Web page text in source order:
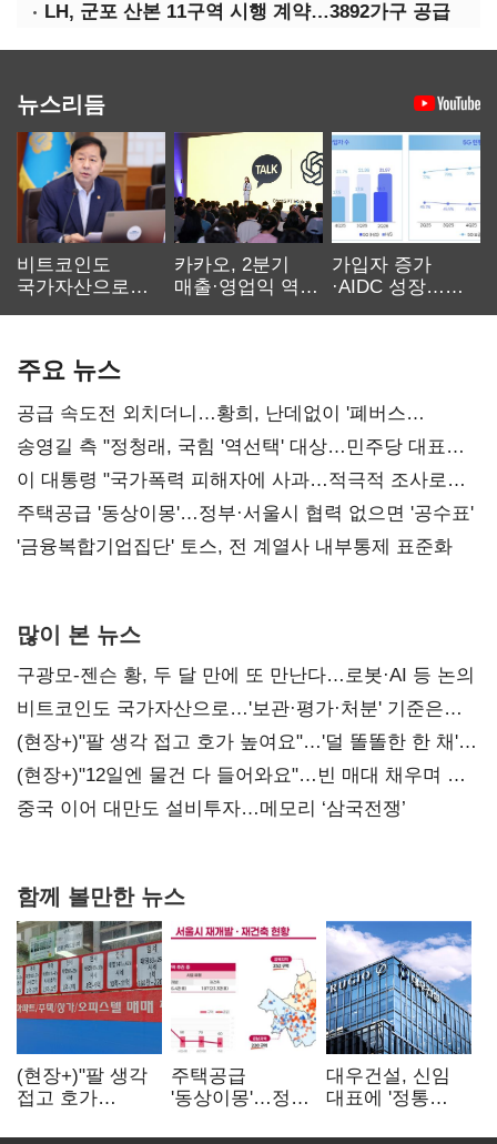
LH, 군포 산본 11구역 시행 계약…3892가구 공급
뉴스리듬
비트코인도
국가자산으로…'
카카오, 2분기
매출·영업익 역대
가입자 증가
·AIDC 성장…
주요 뉴스
공급 속도전 외치더니…황희, 난데없이 '폐버스
리모델링' 제안
송영길 측 "정청래, 국힘 '역선택' 대상…민주당 대표로
총선 지휘 못해"
이 대통령 "국가폭력 피해자에 사과…적극적 조사로
진실 밝혀야"
주택공급 '동상이몽'…정부·서울시 협력 없으면 '공수표'
'금융복합기업집단' 토스, 전 계열사 내부통제 표준화
많이 본 뉴스
구광모-젠슨 황, 두 달 만에 또 만난다…로봇·AI 등 논의
비트코인도 국가자산으로…'보관·평가·처분' 기준은
숙제
(현장+)"팔 생각 접고 호가 높여요"…'덜 똘똘한 한 채'
20억 키맞추기
(현장+)"12일엔 물건 다 들어와요"…빈 매대 채우며 문
연 홈플러스
중국 이어 대만도 설비투자…메모리 ‘삼국전쟁’
함께 볼만한 뉴스
(현장+)"팔 생각
접고 호가
주택공급
'동상이몽'…정부
대우건설, 신임
대표에 '정통